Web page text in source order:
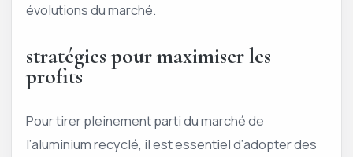
évolutions du marché.
stratégies pour maximiser les
profits
Pour tirer pleinement parti du marché de
l’aluminium recyclé, il est essentiel d’adopter des